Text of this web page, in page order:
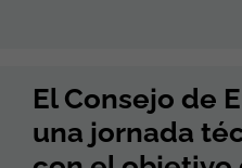
El Consejo de
una jornada